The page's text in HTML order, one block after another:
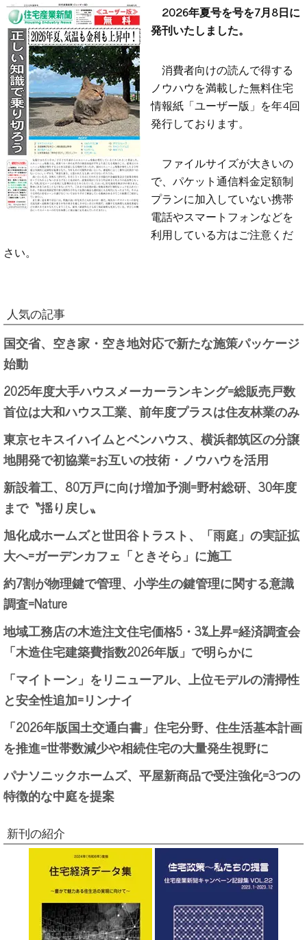
2026年夏号を号を7月8日に
発刊いたしました。
消費者向けの読んで得する
ノウハウを満載した無料住宅
情報紙「ユーザー版」を年4回
発行しております。
ファイルサイズが大きいの
で、パケット通信料金定額制
プランに加入していない携帯
電話やスマートフォンなどを
利用している方はご注意くだ
さい。
人気の記事
国交省、空き家・空き地対応で新たな施策パッケージ
始動
2025年度大手ハウスメーカーランキング=総販売戸数
首位は大和ハウス工業、前年度プラスは住友林業のみ
東京セキスイハイムとベンハウス、横浜都筑区の分譲
地開発で初協業=お互いの技術・ノウハウを活用
新設着工、80万戸に向け増加予測=野村総研、30年度
まで〝揺り戻し〟
旭化成ホームズと世田谷トラスト、「雨庭」の実証拡
大へ=ガーデンカフェ「ときそら」に施工
約7割が物理鍵で管理、小学生の鍵管理に関する意識
調査=Nature
地域工務店の木造注文住宅価格5・3%上昇=経済調査会
「木造住宅建築費指数2026年版」で明らかに
「マイトーン」をリニューアル、上位モデルの清掃性
と安全性追加=リンナイ
「2026年版国土交通白書」住宅分野、住生活基本計画
を推進=世帯数減少や相続住宅の大量発生視野に
パナソニックホームズ、平屋新商品で受注強化=3つの
特徴的な中庭を提案
新刊の紹介